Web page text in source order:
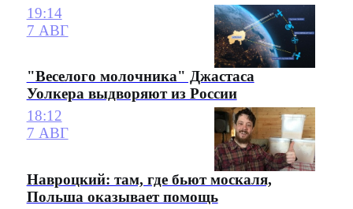
19:14
7 АВГ
"Веселого молочника" Джастаса
Уолкера выдворяют из России
18:12
7 АВГ
Навроцкий: там, где бьют москаля,
Польша оказывает помощь